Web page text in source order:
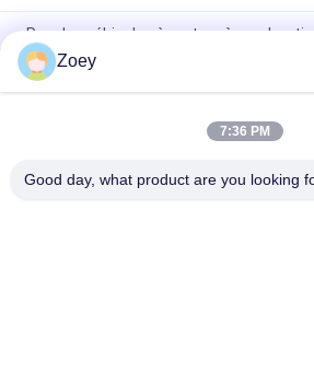
Pour les véhicules à moteur à
A2052405900 A2052406000
Pour la Mercedes Benz W205 S205
A4472410013 Montage du moteur
Zoey
7:36 PM
Good day, what product are you looking